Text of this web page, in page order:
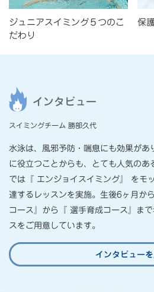
ジュニアスイミング５つのこ
だわり
保
インタビュー
スイミングチーム 勝部久代
⽔泳は、⾵邪予防・喘息にも効果があ
に役⽴つことからも、とても⼈気のあ
では『 エンジョイスイミング』 をモ
達するレッスンを実施。⽣後6ヶ⽉か
コース』から『 選⼿育成コース』ま
スをご⽤意しています。
インタビュー